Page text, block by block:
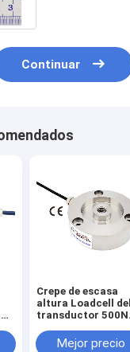
Continuar
Crepe de escasa
altura Loadcell del
transductor 500N
fuerza de
Mejor precio